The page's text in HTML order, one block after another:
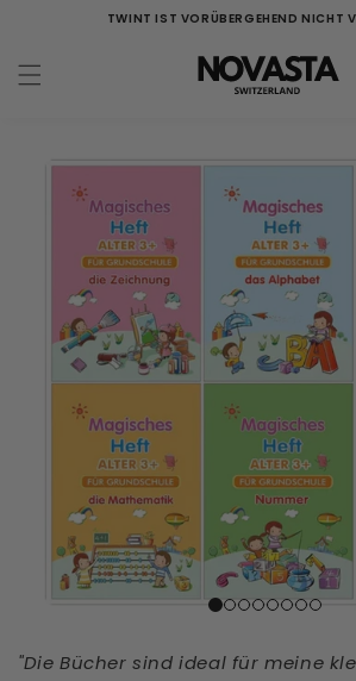
TWINT IST VORÜBERGEHEND NICHT
"Die Bücher sind ideal für meine